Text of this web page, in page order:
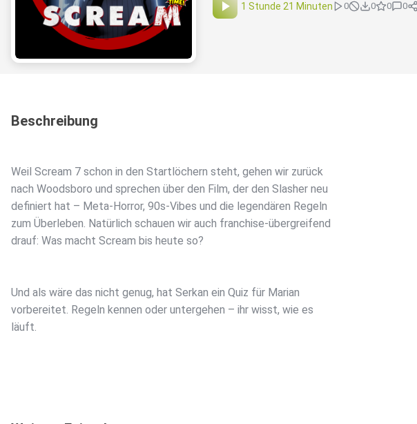
1 Stunde 21 Minuten 0 0 0 0
Beschreibung
Weil Scream 7 schon in den Startlöchern steht, gehen wir zurück
nach Woodsboro und sprechen über den Film, der den Slasher neu
definiert hat – Meta-Horror, 90s-Vibes und die legendären Regeln
zum Überleben. Natürlich schauen wir auch franchise-übergreifend
drauf: Was macht Scream bis heute so?
Und als wäre das nicht genug, hat Serkan ein Quiz für Marian
vorbereitet. Regeln kennen oder untergehen – ihr wisst, wie es
läuft.